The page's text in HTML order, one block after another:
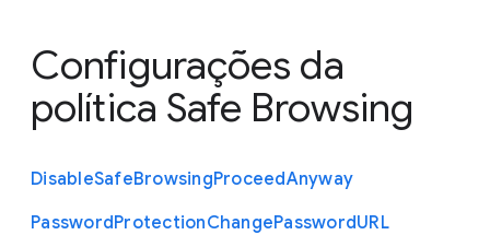
Configurações da
política Safe Browsing
DisableSafeBrowsingProceedAnyway
PasswordProtectionChangePasswordURL